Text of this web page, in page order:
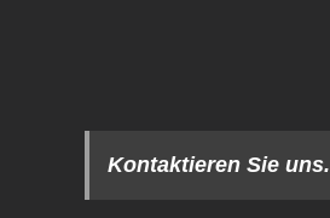
Kontaktieren Sie uns.